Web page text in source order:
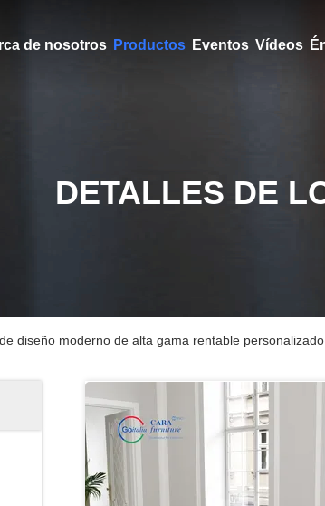
de nosotros Productos Eventos Vídeos
DETALLES DE
diseño moderno de alta gama rentable